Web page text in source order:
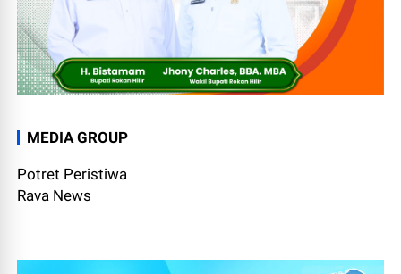
MEDIA GROUP
Potret Peristiwa
Rava News